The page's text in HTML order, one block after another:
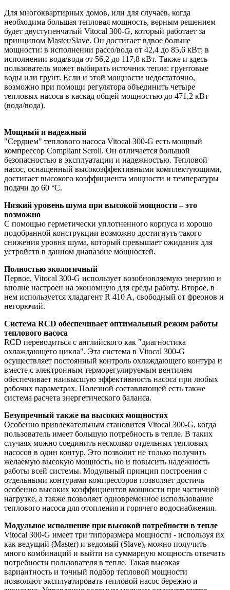
Для многоквартирных домов, или для случаев, когда
необходима большая тепловая мощность, верным решением
будет двуступенчатый Vitocal 300-G, который работает за
принципом Master/Slave. Он достигает вдвое больше
мощности: в исполнении рассо/вода от 42,4 до 85,6 кВт; в
исполнении вода/вода от 56,2 до 117,8 кВт. Также и здесь
пользователь может выбирать источник тепла: грунтовые
воды или грунт. Если и этой мощности недостаточно,
возможно при помощи регулятора объединить четыре
тепловых насоса в каскад общей мощностью до 471,2 кВт
(вода/вода).
Мощный и надежный
"Сердцем" теплового насоса Vitocal 300-G есть мощный
компрессор Compliant Scroll. Он отличается большой
безопасностью в эксплуатации и надежностью. Тепловой
насос, оснащенный высокоэффективными комплектующими,
достигает высокого коэффициента мощности и температуры
подачи до 60 °C.
Низкий уровень шума при высокой мощности – это
возможно
С помощью герметически уплотненного корпуса и хорошо
подобранной конструкции возможно достигнуть такого
снижения уровня шума, который превышает ожидания для
устройств в данном диапазоне мощностей.
Полностью экологичный
Первое, Vitocal 300-G использует возобновляемую энергию и
вполне настроен на экономную для среды работу. Второе, в
нем используется хладагент R 410 A, свободный от фреонов и
негорючий.
Система RCD обеспечивает оптимальный режим работы
теплового насоса
RCD переводиться с английского как "диагностика
охлаждающего цикла". Эта система в Vitocal 300-G
осуществляет постоянный контроль охлаждающего контура и
вместе с электронным терморегулируемым вентилем
обеспечивает наивысшую эффективность насоса при любых
рабочих параметрах. Полезной составляющей есть также
система расчета энергетического баланса.
Безупречный также на высоких мощностях
Особенно привлекательным становится Vitocal 300-G, когда
пользователь имеет большую потребность в тепле. В таких
случаях можно соединить несколько отдельных тепловых
насосов в один контур. Это позволит не только получить
желаемую высокую мощность, но и повысить надежность
работы всей системы. Модульный принцип построения с
отдельными контурами компрессоров позволяет достичь
особенно высоких коэффициентов мощности при частичной
нагрузке, а также позволяет одновременное использование
теплового насоса для отопления и горячего водоснабжения.
Модульное исполнение при высокой потребности в тепле
Vitocal 300-G имеет три типоразмера мощности - используя их
как ведущий (Master) и ведомый (Slave), можно получить
много комбинаций и выйти на суммарную мощность отвечать
потребности пользователя в тепле. Такая высокая
вариантность и точный подбор тепловой мощности
позволяют эксплуатировать тепловой насос бережно и